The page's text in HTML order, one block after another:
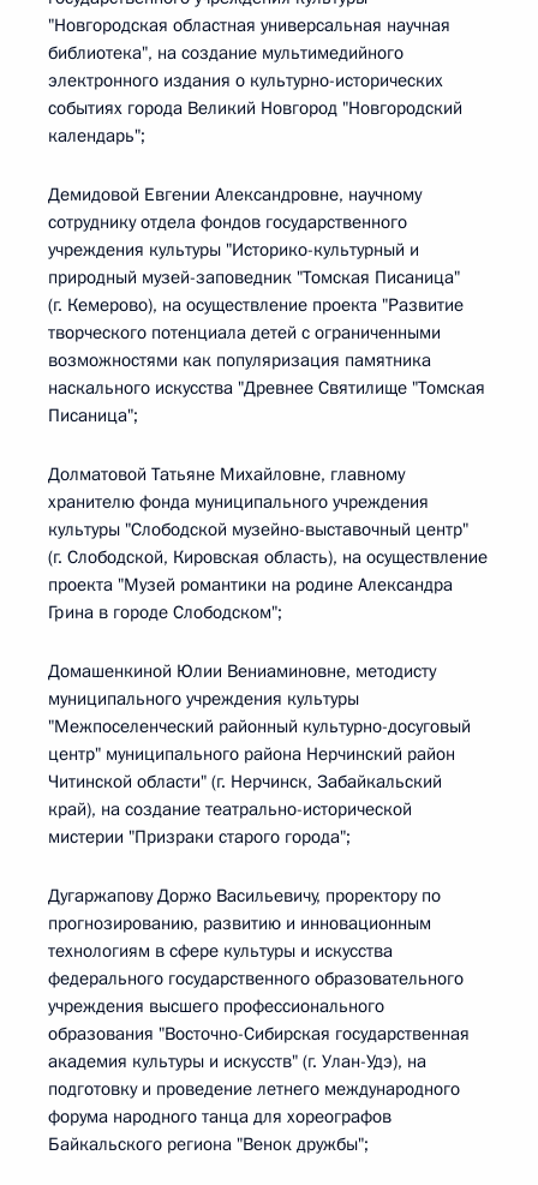
"Новгородская областная универсальная научная
библиотека", на создание мультимедийного
электронного издания о культурно-исторических
событиях города Великий Новгород "Новгородский
календарь";
Демидовой Евгении Александровне, научному
сотруднику отдела фондов государственного
учреждения культуры "Историко-культурный и
природный музей-заповедник "Томская Писаница"
(г. Кемерово), на осуществление проекта "Развитие
творческого потенциала детей с ограниченными
возможностями как популяризация памятника
наскального искусства "Древнее Святилище "Томская
Писаница";
Долматовой Татьяне Михайловне, главному
хранителю фонда муниципального учреждения
культуры "Слободской музейно-выставочный центр"
(г. Слободской, Кировская область), на осуществление
проекта "Музей романтики на родине Александра
Грина в городе Слободском";
Домашенкиной Юлии Вениаминовне, методисту
муниципального учреждения культуры
"Межпоселенческий районный культурно-досуговый
центр" муниципального района Нерчинский район
Читинской области" (г. Нерчинск, Забайкальский
край), на создание театрально-исторической
мистерии "Призраки старого города";
Дугаржапову Доржо Васильевичу, проректору по
прогнозированию, развитию и инновационным
технологиям в сфере культуры и искусства
федерального государственного образовательного
учреждения высшего профессионального
образования "Восточно-Сибирская государственная
академия культуры и искусств" (г. Улан-Удэ), на
подготовку и проведение летнего международного
форума народного танца для хореографов
Байкальского региона "Венок дружбы";